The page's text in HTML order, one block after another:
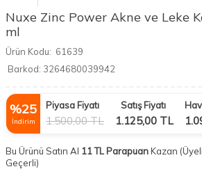
Nuxe Zinc Power Akne ve Leke
ml
Ürün Kodu: 61639
Barkod: 3264680039942
%25
İndirim
Piyasa Fiyatı
1.500,00TL
Satış Fiyatı
1.125,00 TL
Bu Ürünü Satın Al 11 TL ParapuanKazan
Geçerli)